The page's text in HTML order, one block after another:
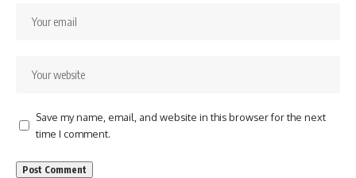
Save my name, email, and website in this browser for the next
time I comment.